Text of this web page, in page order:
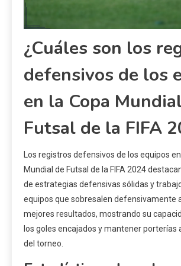
¿Cuáles son los
defensivos de los
en la Copa
Futsal de la FIFA
Los registros defensivos de los equipos
Mundial de Futsal de la FIFA 2024
de estrategias defensivas sólidas y
equipos que sobresalen defensivamente
mejores resultados, mostrando su
los goles encajados y mantener porterías
del torneo.